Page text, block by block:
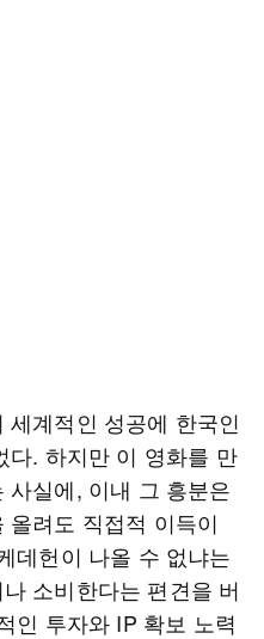
계적인 성공에 한국인
다. 하지만 이 영화를 만
실에, 이내 그 흥분은
려도 직접적 이득이
데헌이 나올 수 없냐는
소비한다는 편견을 버
인 투자와 IP 확보 노력